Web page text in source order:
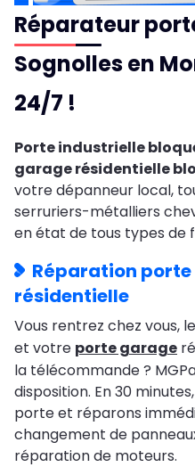
Réparateur
Sognolles en
24/7 !
Porte industrielle
garage résidentielle
votre dépanneur local,
serruriers-métalliers
en état de tous types de
Réparation
résidentielle
Vous rentrez chez vous,
et votre porte garage
la télécommande ?
disposition. En 30
porte et réparons
changement de
réparation de moteurs.